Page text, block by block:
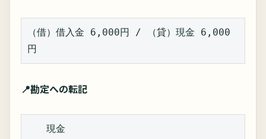
（借）借入金 6,000円 / （貸）現金 6,000
円
📍勘定への転記
現金